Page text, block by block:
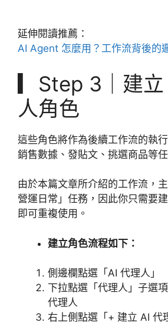
延伸閱讀推薦：
AI Agent 怎麼用？工作流背後的
▎Step 3｜建
人角色
這些角色將作為後續工作流的執
銷售數據、發貼文、挑選商品等任
由於本篇文章所介紹的工作流，
營運日常」任務，因此你只需要
即可重複使用。
建立角色流程如下：
側邊欄點選「AI 代理人」
下拉點選「代理人」子選
代理人
右上側點選「+ 建立 AI 代